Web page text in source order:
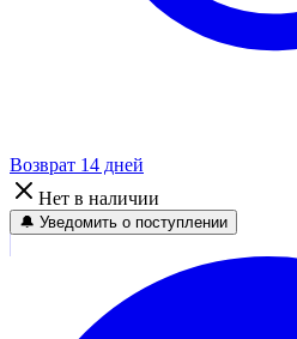
Возврат 14 дней
Нет в наличии
🔔 Уведомить о поступлении